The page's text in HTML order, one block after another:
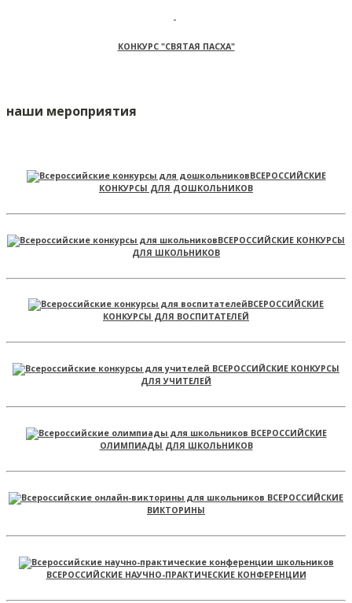
КОНКУРС "СВЯТАЯ ПАСХА"
наши мероприятия
ВСЕРОССИЙСКИЕ
КОНКУРСЫ ДЛЯ ДОШКОЛЬНИКОВ
ВСЕРОССИЙСКИЕ КОНКУРСЫ
ДЛЯ ШКОЛЬНИКОВ
ВСЕРОССИЙСКИЕ
КОНКУРСЫ ДЛЯ ВОСПИТАТЕЛЕЙ
ВСЕРОССИЙСКИЕ КОНКУРСЫ
ДЛЯ УЧИТЕЛЕЙ
ВСЕРОССИЙСКИЕ
ОЛИМПИАДЫ ДЛЯ ШКОЛЬНИКОВ
ВСЕРОССИЙСКИЕ
ВИКТОРИНЫ
ВСЕРОССИЙСКИЕ НАУЧНО-ПРАКТИЧЕСКИЕ КОНФЕРЕНЦИИ